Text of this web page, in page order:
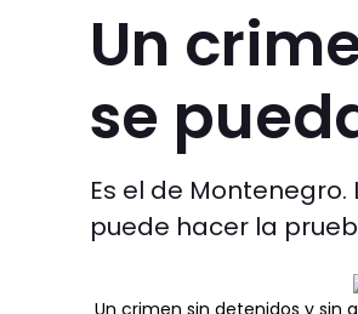
Un
se
Es el de
puede hacer la
Un crimen sin detenidos y sin